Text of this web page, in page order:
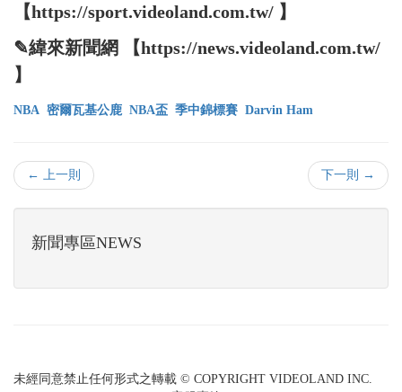
【https://sport.videoland.com.tw/ 】
✎緯來新聞網 【https://news.videoland.com.tw/
】
NBA 密爾瓦基公鹿 NBA盃 季中錦標賽 Darvin Ham
← 上一則 下一則 →
新聞專區NEWS
未經同意禁止任何形式之轉載 © COPYRIGHT VIDEOLAND INC.